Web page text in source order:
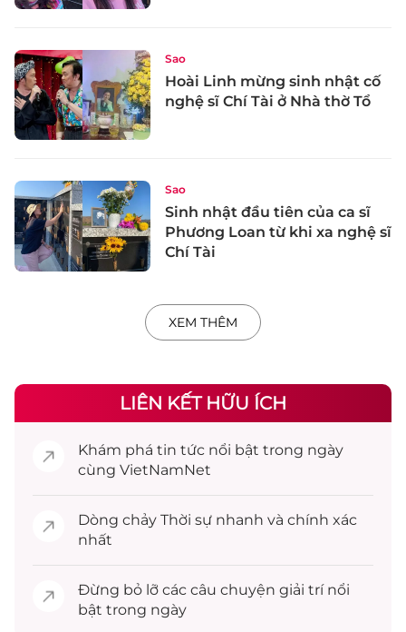
Sao
Hoài Linh mừng sinh nhật cố
nghệ sĩ Chí Tài ở Nhà thờ Tổ
Sao
Sinh nhật đầu tiên của ca sĩ
Phương Loan từ khi xa nghệ sĩ
Chí Tài
XEM THÊM
LIÊN KẾT HỮU ÍCH
Khám phá tin tức nổi bật trong ngày
cùng VietNamNet
Dòng chảy Thời sự nhanh và chính xác
nhất
Đừng bỏ lỡ các câu chuyện giải trínổi
bật trong ngày